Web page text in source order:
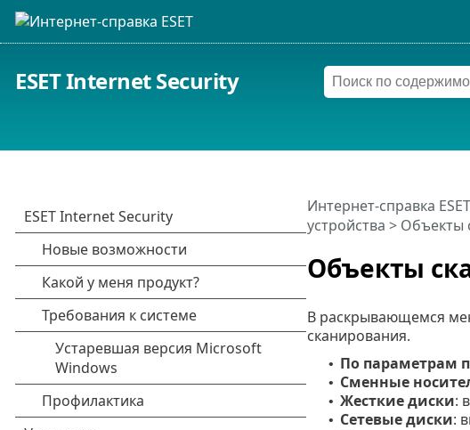
ESET Internet Security
Объекты
Интернет-справка ESET
устройства > Объекты
В раскрывающемся
сканирования.
• По параметрам
• Сменные
• Жесткие диски:
• Сетевые диски: